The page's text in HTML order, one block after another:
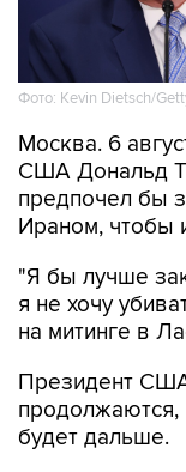
Фото: Kevin Dietsch/
Москва. 6
США Дональд
предпочел бы
Ираном, чтобы
"Я бы лучше
я не хочу
на митинге в
Президент
продолжаются,
будет дальше.